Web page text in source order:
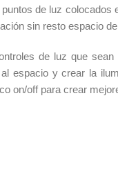
de luz colocados
sin resto espacio
de luz que
espacio y crear la
on/off para crear